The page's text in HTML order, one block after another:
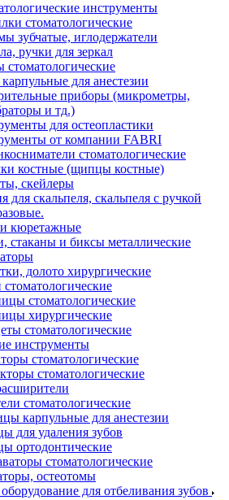
инструменты
стоматологические
зубчатые, иглодержатели
ручки для зеркал
стоматологические
для анестезии
приборы (микрометры,
и тд.)
для остеопластики
от компании FABRI
стоматологические
костные (щипцы костные)
скейлеры
для скальпеля, скальпеля с ручкой
кюретажные
стаканы и биксы металлические
долото хирургические
стоматологические
хирургические
стоматологические
инструменты
стоматологические
стоматологические
стоматологические
карпульные для анестезии
для удаления зубов
ортодонтические
стоматологические
остеотомы
для отбеливания зубов